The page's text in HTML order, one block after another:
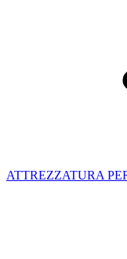
ATTREZZATURA